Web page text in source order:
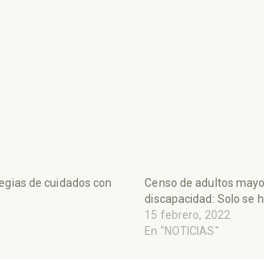
de cuidados con
Censo de adultos
discapacidad: Solo se
15 febrero, 2022
En "NOTICIAS"